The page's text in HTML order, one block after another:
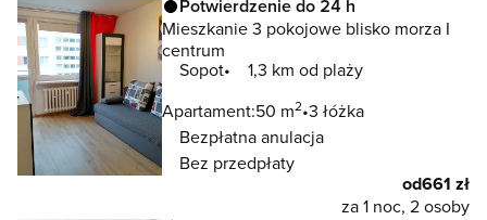
Potwierdzenie do 24 h
Mieszkanie 3 pokojowe blisko morza I
centrum
Sopot
1,3 km od plaży
Apartament:50 m2 3 łóżka
Bezpłatna anulacja
Bez przedpłaty
od661 zł
za 1 noc, 2 osoby